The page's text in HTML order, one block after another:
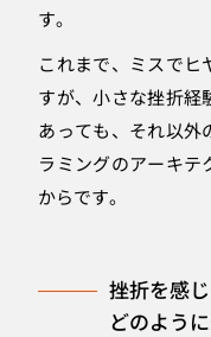
す。
これまで、ミスでヒ
すが、小さな挫折経
あっても、それ以外
ラミングのアーキテ
からです。
挫折を感じ
どのよう